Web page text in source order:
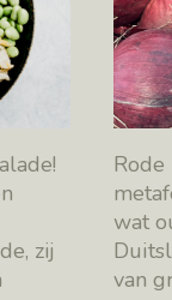
zij
wat
van